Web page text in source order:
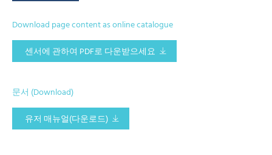
Download page content as online catalogue
센서에 관하여 PDF로 다운받으세요
문서 (Download)
유저 매뉴얼(다운로드)